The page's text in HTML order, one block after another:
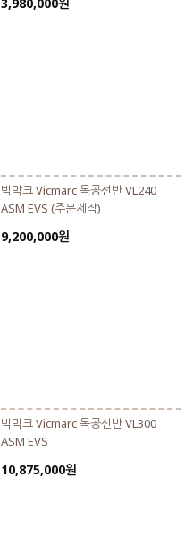
빅막크 Vicmarc 목공선반 VL240
ASM EVS (주문제작)
9,200,000원
빅막크 Vicmarc 목공선반 VL300
ASM EVS
10,875,000원